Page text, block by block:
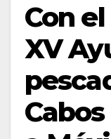
Con
XV